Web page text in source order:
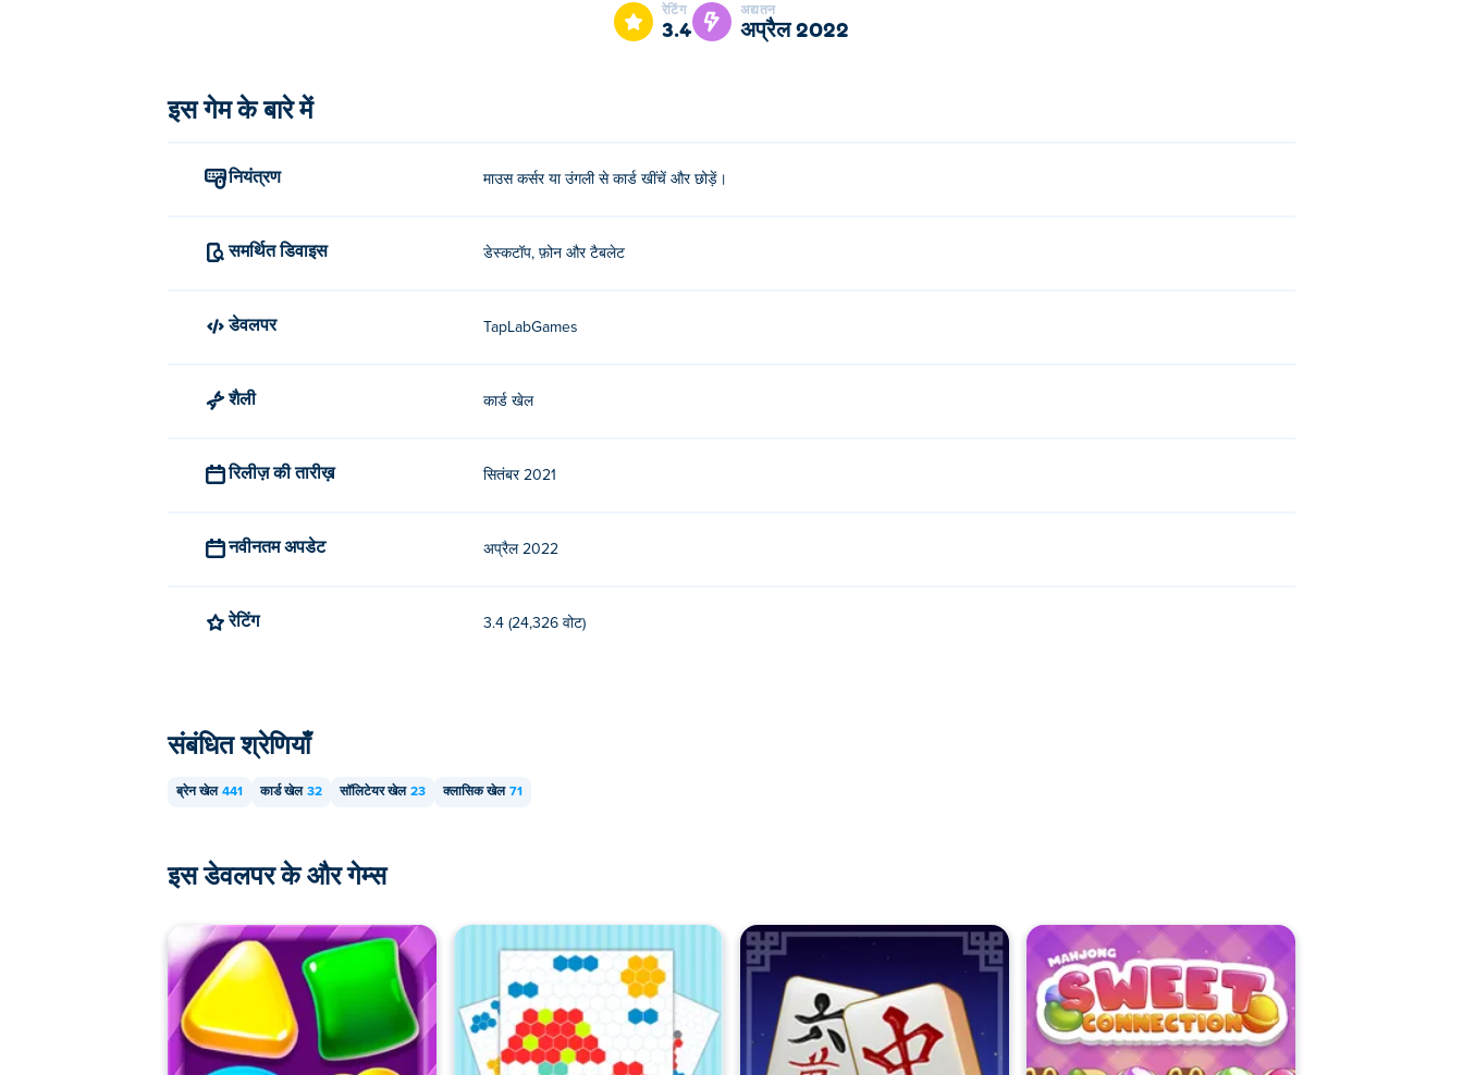
रेटिंग
3.4
अद्यतन
अप्रैल 2022
इस गेम के बारे में
नियंत्रण माउस कर्सर या उंगली से कार्ड खींचें और छोड़ें।
समर्थित डिवाइस डेस्कटॉप, फ़ोन और टैबलेट
डेवलपर TapLabGames
शैली कार्ड खेल
रिलीज़ की तारीख़ सितंबर 2021
नवीनतम अपडेट अप्रैल 2022
रेटिंग 3.4 (24,326 वोट)
संबंधित श्रेणियाँ
ब्रेन खेल 441 कार्ड खेल 32 सॉलिटेयर खेल 23 क्लासिक खेल 71
इस डेवलपर के और गेम्स